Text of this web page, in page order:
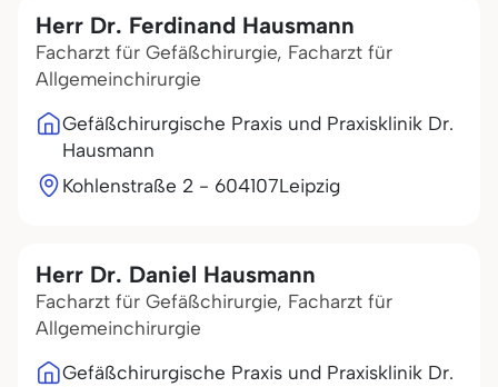
Herr Dr. Ferdinand Hausmann
Facharzt für Gefäßchirurgie, Facharzt für
Allgemeinchirurgie
Gefäßchirurgische Praxis und Praxisklinik Dr.
Hausmann
Kohlenstraße 2 - 604107Leipzig
Herr Dr. Daniel Hausmann
Facharzt für Gefäßchirurgie, Facharzt für
Allgemeinchirurgie
Gefäßchirurgische Praxis und Praxisklinik Dr.